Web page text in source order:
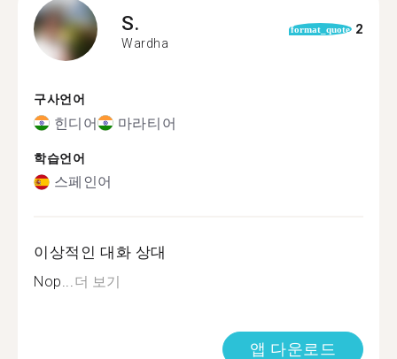
S.
Wardha
format_quote 2
구사언어
힌디어 마라티어
학습언어
스페인어
이상적인 대화 상대
Nop...더 보기
앱 다운로드